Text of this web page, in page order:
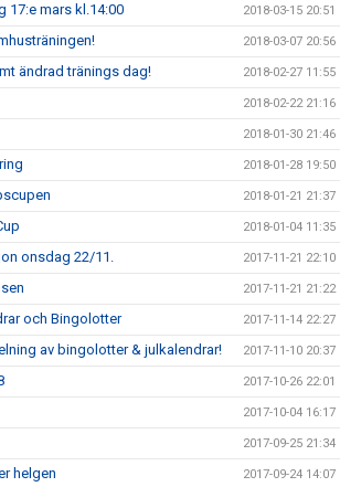
17:e mars kl.14:00 2018-03-15 20:51
2018-03-07 20:56
ändrad tränings dag! 2018-02-27 11:55
2018-02-22 21:16
2018-01-30 21:46
2018-01-28 19:50
2018-01-21 21:37
2018-01-04 11:35
onsdag 22/11. 2017-11-21 22:10
2017-11-21 21:22
och Bingolotter 2017-11-14 22:27
av bingolotter & julkalendrar! 2017-11-10 20:37
2017-10-26 22:01
2017-10-04 16:17
2017-09-25 21:34
helgen 2017-09-24 14:07